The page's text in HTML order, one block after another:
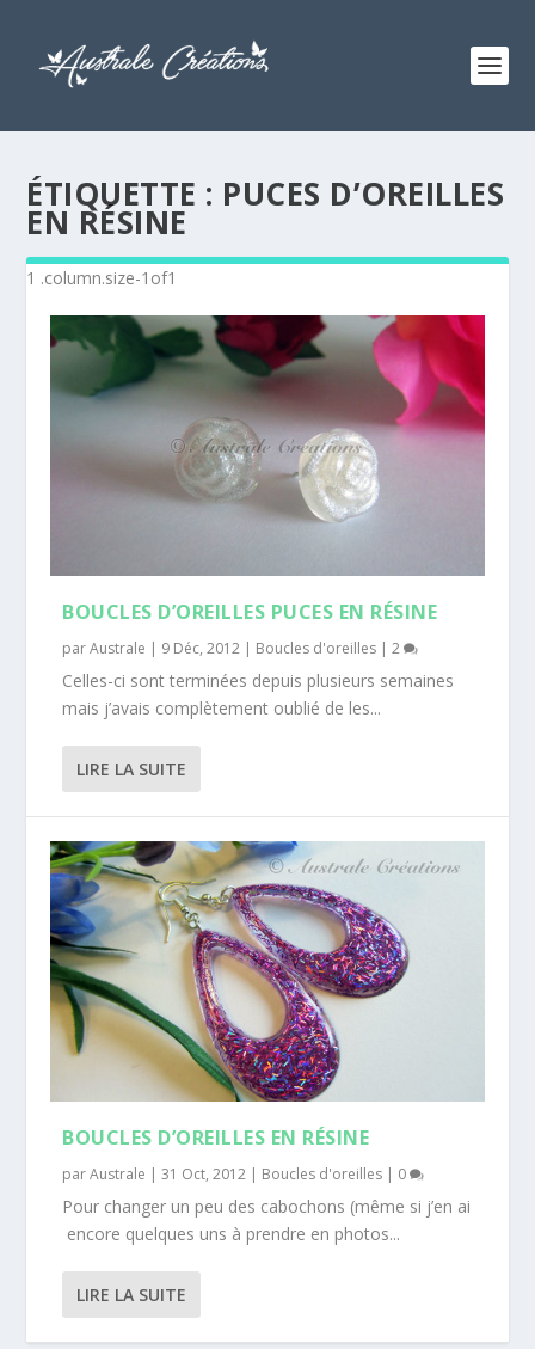
ÉTIQUETTE : PUCES D’OREILLES
EN RÉSINE
BOUCLES D’OREILLES PUCES EN RÉSINE
parAustrale | 9 Déc, 2012 | Boucles d'oreilles |2
Celles-ci sont terminées depuis plusieurs semaines
mais j’avais complètement oublié de les...
LIRE LA SUITE
BOUCLES D’OREILLES EN RÉSINE
parAustrale |31 Oct, 2012 | Boucles d'oreilles | 0
Pour changer un peu des cabochons (même si j’en ai
encore quelques uns à prendre en photos...
LIRE LA SUITE